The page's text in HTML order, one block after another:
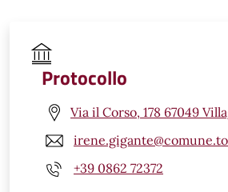
Protocollo
Via il Corso, 178 67049
+39 0862 72372